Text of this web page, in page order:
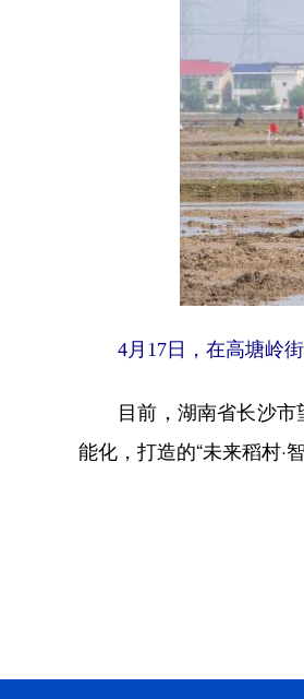
4月17日，在高塘岭街
目前，湖南省长沙市
能化，打造的“未来稻村·